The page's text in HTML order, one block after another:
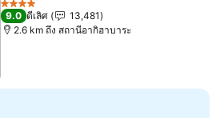
4 ดาว
9.0 ดีเลิศ
13,481
2.6 km ถึง สถานีอากิฮาบาระ